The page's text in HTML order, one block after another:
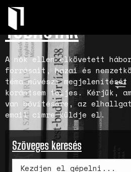
TUDÁSTÁR
A nők ellen elkövetett
forrásait, hazai és
téma művészi
korántsem teljes. Kérjük,
van bővítésére, az
email címre küldje el.
Szöveges keresés